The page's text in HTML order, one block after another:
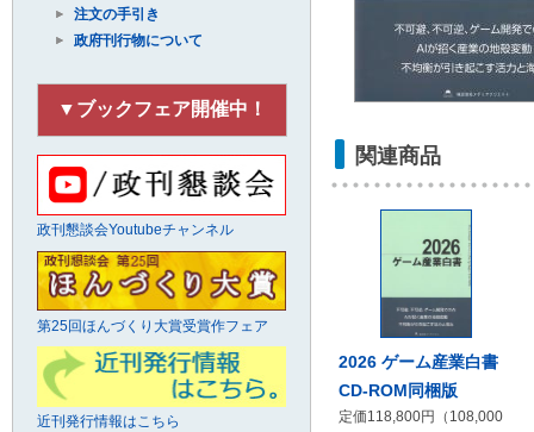
関連商品
2026 ゲーム産業白書
CD-ROM同梱版
定価118,800円（108,000
注文の手引き
政府刊行物について
▼ブックフェア開催中！
政刊懇談会Youtubeチャンネル
第25回ほんづくり大賞受賞作フェア
近刊発行情報はこちら